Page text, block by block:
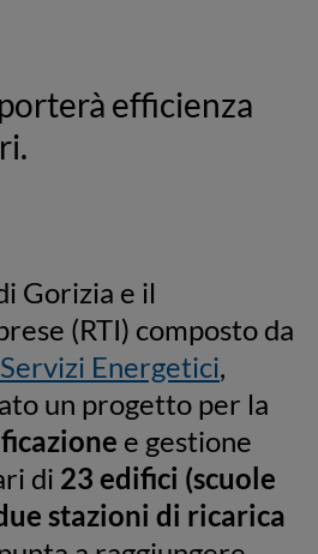
efficienza
Gorizia e il
(RTI) composto da
Energetici,
un progetto per la
e gestione
di 23 edifici (scuole
stazioni di ricarica